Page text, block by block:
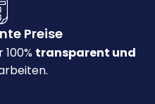
Preise
transparent und